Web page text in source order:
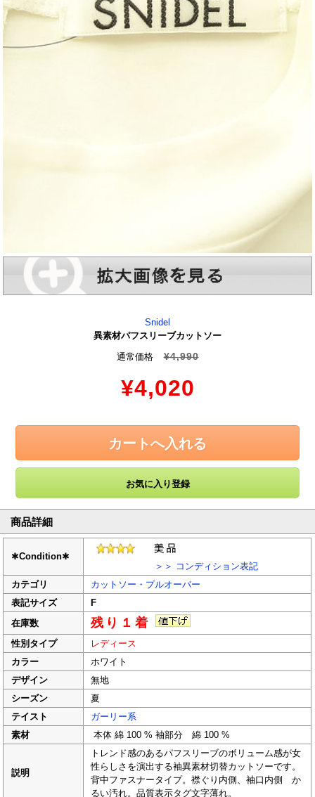
Snidel
異素材パフスリーブカットソー
通常価格
¥4,990
¥4,020
カートへ入れる
商品詳細
✱Condition✱
＞＞ コンディション表記
カテゴリ
カットソー・プルオーバー
表記サイズ
F
在庫数
残り１着
性別タイプ
レディース
カラー
ホワイト
デザイン
無地
シーズン
夏
テイスト
ガーリー系
素材
本体 綿 100 % 袖部分 綿 100 %
説明
トレンド感のあるパフスリーブのボリューム感が女
性らしさを演出する袖異素材切替カットソーです。
背中ファスナータイプ。襟ぐり内側、袖口内側 か
るい汚れ。品質表示タグ文字薄れ。